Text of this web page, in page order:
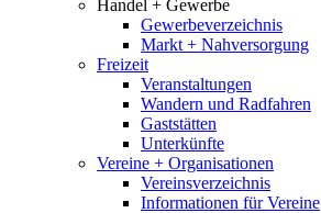
Handel + Gewerbe
Gewerbeverzeichnis
Markt + Nahversorgung
Freizeit
Veranstaltungen
Wandern und Radfahren
Gaststätten
Unterkünfte
Vereine + Organisationen
Vereinsverzeichnis
Informationen für Vereine